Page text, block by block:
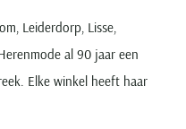
Leiderdorp, Lisse,
al 90 jaar een
Elke winkel heeft haar